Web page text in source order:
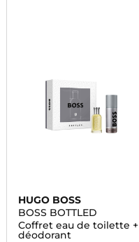
HUGO BOSS
BOSS BOTTLED
Coffret eau de toilette +
déodorant